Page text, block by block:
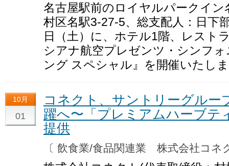
名古屋駅前のロイヤルパークイン
村区名駅3-27-5、総支配人：日下
日（土）に、ホテル1階、レスト
シアナ航空プレゼンツ・シンフ
ング スペシャル』を開催いたし
10月
01
コネクト、サントリーグルー
躍へ〜「プレミアムハーブテ
提供
〔 飲食業/食品関連業 株式会社コ